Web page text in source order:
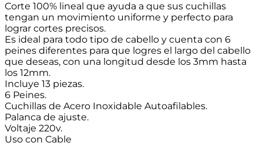
Corte 100% lineal que ayuda a que sus cuchillas
tengan un movimiento uniforme y perfecto para
lograr cortes precisos.
Es ideal para todo tipo de cabello y cuenta con 6
peines diferentes para que logres el largo del cabello
que deseas, con una longitud desde los 3mm hasta
los 12mm.
Incluye 13 piezas.
6 Peines.
Cuchillas de Acero Inoxidable Autoafilables.
Palanca de ajuste.
Voltaje 220v.
Uso con Cable